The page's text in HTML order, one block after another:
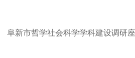
阜新市哲学社会科学学科建设调研